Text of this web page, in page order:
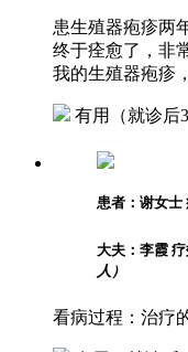
患生殖器疱疹两
终于痊愈了，非
我的生殖器疱疹
有用 （就诊
患者：谢女士
大夫：李霞
人）
看病过程：治疗